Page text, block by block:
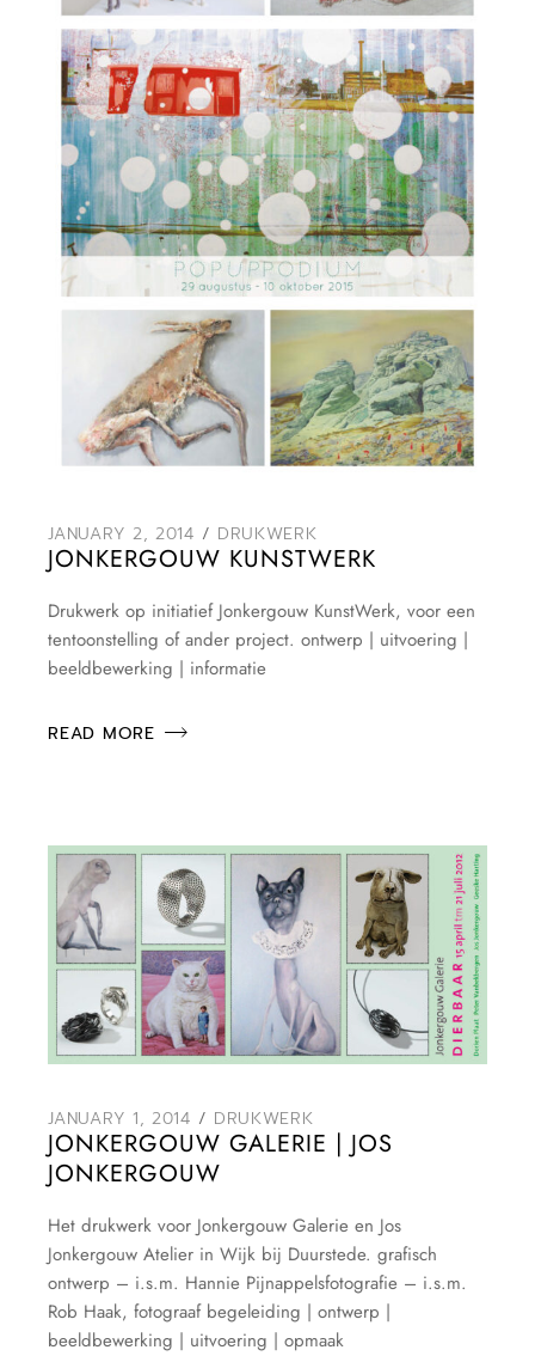
JANUARY 2, 2014 DRUKWERK
JONKERGOUW KUNSTWERK
Drukwerk op initiatief Jonkergouw KunstWerk, voor een
tentoonstelling of ander project. ontwerp | uitvoering |
beeldbewerking | informatie
READ MORE
JANUARY 1, 2014 DRUKWERK
JONKERGOUW GALERIE | JOS
JONKERGOUW
Het drukwerk voor Jonkergouw Galerie en Jos
Jonkergouw Atelier in Wijk bij Duurstede. grafisch
ontwerp – i.s.m. Hannie Pijnappelsfotografie – i.s.m.
Rob Haak, fotograaf begeleiding | ontwerp |
beeldbewerking | uitvoering | opmaak